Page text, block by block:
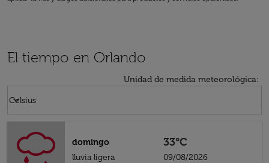
El tiempo en Orlando
Unidad de medida meteorológica:
Celsius
keyboard_arrow_down
domingo
lluvia ligera
33°C
09/08/2026